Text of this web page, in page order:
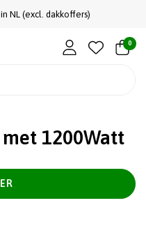
NL (excl. dakkoffers)
0
1200Watt